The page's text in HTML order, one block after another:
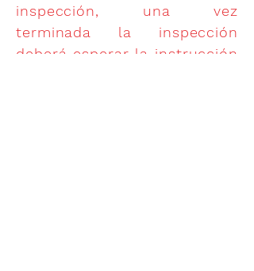
inspección, una vez
terminada la inspección
deberá esperar la instrucción